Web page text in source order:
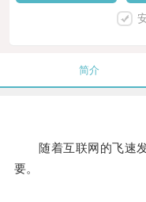
简介
随着互联网的飞速发
要。